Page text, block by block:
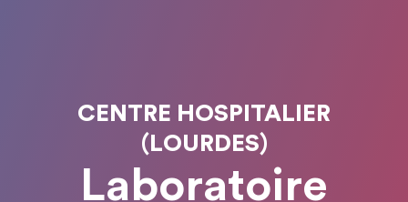
CENTRE HOSPITALIER
(LOURDES)
Laboratoire